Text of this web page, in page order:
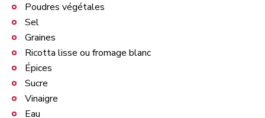
Poudres végétales
Sel
Graines
Ricotta lisse ou fromage blanc
Épices
Sucre
Vinaigre
Eau